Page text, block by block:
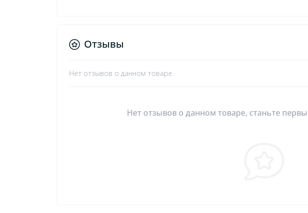
Отзывы
Нет отзывов о данном товаре.
Нет отзывов о данном товаре, станьте